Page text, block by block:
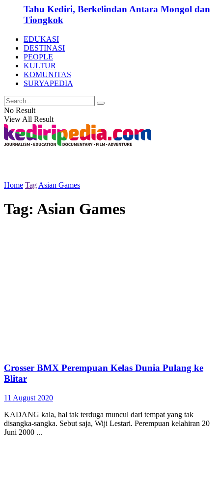
Tahu Kediri, Berkelindan Antara Mongol dan
Tiongkok
EDUKASI
DESTINASI
PEOPLE
KULTUR
KOMUNITAS
SURYAPEDIA
No Result
View All Result
Home Tag Asian Games
Tag: Asian Games
Crosser BMX Perempuan Kelas Dunia Pulang ke
Blitar
11 August 2020
KADANG kala, hal tak terduga muncul dari tempat yang tak
disangka-sangka. Sebut saja, Wiji Lestari. Perempuan kelahiran 20
Juni 2000 ...